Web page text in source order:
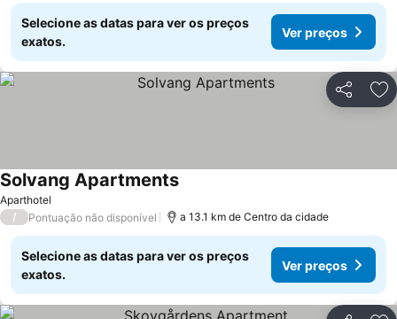
Selecione as datas para ver os preços
exatos.
Ver preços
Partilhar
Aparthotel
Solvang ApartmentsVer preços
/ Pontuação não disponível a 13.1 km de Centro da cidade
Selecione as datas para ver os preços
exatos.
Ver preços